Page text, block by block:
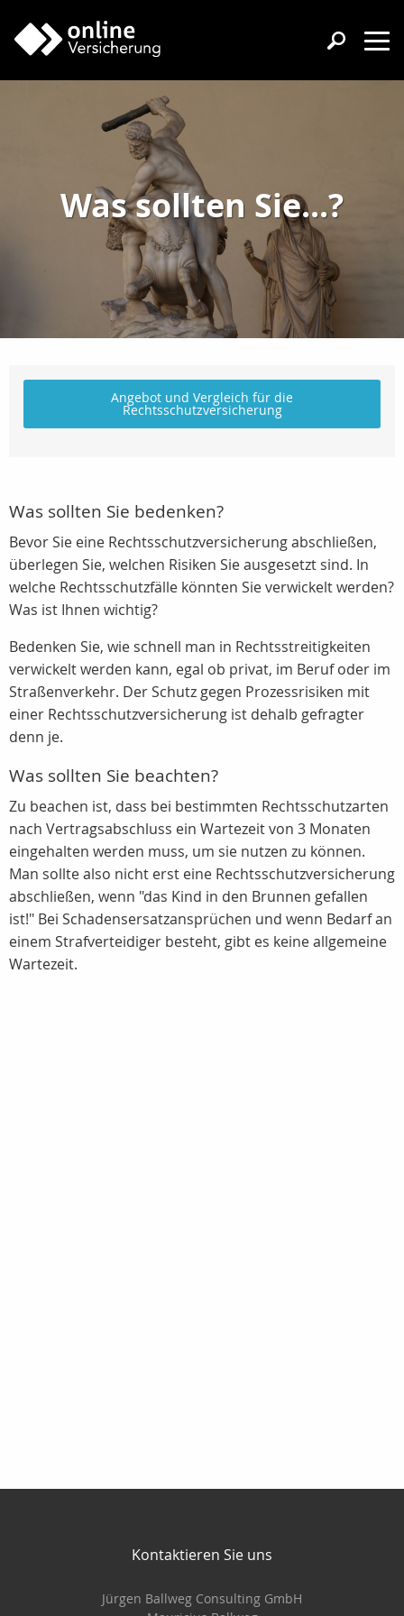
Was sollten Sie...?
Angebot und Vergleich für die
Rechtsschutzversicherung
Was sollten Sie bedenken?
Bevor Sie eine Rechtsschutzversicherung abschließen,
überlegen Sie, welchen Risiken Sie ausgesetzt sind. In
welche Rechtsschutzfälle könnten Sie verwickelt werden?
Was ist Ihnen wichtig?
Bedenken Sie, wie schnell man in Rechtsstreitigkeiten
verwickelt werden kann, egal ob privat, im Beruf oder im
Straßenverkehr. Der Schutz gegen Prozessrisiken mit
einer Rechtsschutzversicherung ist dehalb gefragter
denn je.
Was sollten Sie beachten?
Zu beachen ist, dass bei bestimmten Rechtsschutzarten
nach Vertragsabschluss ein Wartezeit von 3 Monaten
eingehalten werden muss, um sie nutzen zu können.
Man sollte also nicht erst eine Rechtsschutzversicherung
abschließen, wenn "das Kind in den Brunnen gefallen
ist!" Bei Schadensersatzansprüchen und wenn Bedarf an
einem Strafverteidiger besteht, gibt es keine allgemeine
Wartezeit.
Kontaktieren Sie uns
Jürgen Ballweg Consulting GmbH